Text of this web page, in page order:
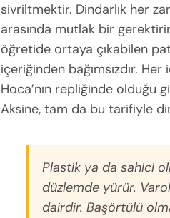
sivriltmektir. Dindarlık her
arasında mutlak bir
öğretide ortaya çıkabilen
içeriğinden bağımsızdır.
Hoca’nın repliğinde olduğu
Aksine, tam da bu tarifiyle
Plastik ya da sahici
düzlemde yürür.
dairdir. Başörtülü